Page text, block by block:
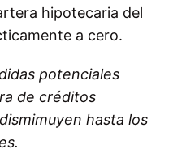
hipotecaria del
a cero.
potenciales
de créditos
hasta los